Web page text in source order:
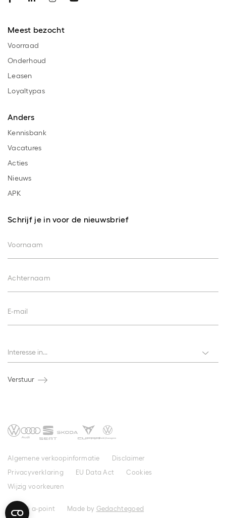
Meest bezocht
Voorraad
Onderhoud
Leasen
Loyaltypas
Anders
Kennisbank
Vacatures
Acties
Nieuws
APK
Schrijf je in voor de nieuwsbrief
Voornaam
Achternaam
E-mail
Interesse in...
Verstuur
Algemene verkoopinformatie
Disclaimer
Privacyverklaring
EU Data Act
Cookies
Wijzig voorkeuren
© 2026 a-point Made by Gedachtegoed